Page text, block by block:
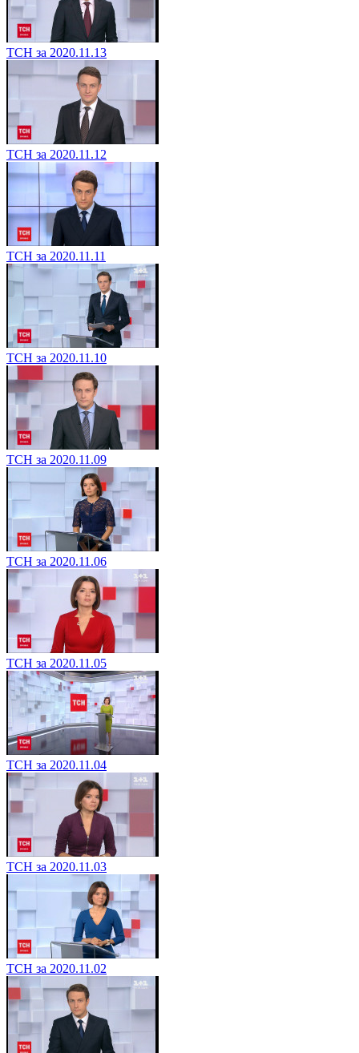
ТСН за 2020.11.13
ТСН за 2020.11.12
ТСН за 2020.11.11
ТСН за 2020.11.10
ТСН за 2020.11.09
ТСН за 2020.11.06
ТСН за 2020.11.05
ТСН за 2020.11.04
ТСН за 2020.11.03
ТСН за 2020.11.02